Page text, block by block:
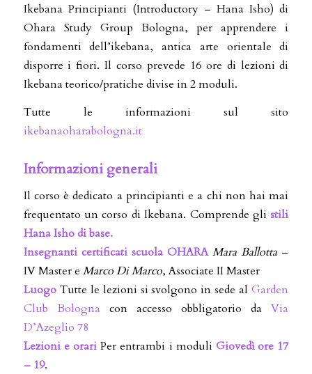
Ikebana Principianti (Introductory – Hana Isho) di
Ohara Study Group Bologna, per apprendere i
fondamenti dell’ikebana, antica arte orientale di
disporre i fiori. Il corso prevede 16 ore di lezioni di
Ikebana teorico/pratiche divise in 2 moduli.
Tutte le informazioni sul sito
ikebanaoharabologna.it
Informazioni generali
Il corso è dedicato a principianti e a chi non hai mai
frequentato un corso di Ikebana. Comprende glistili
Hana Isho di base.
Insegnanti certificati scuola OHARA Mara Ballotta –
IV Master e Marco Di Marco, Associate II Master
Luogo Tutte le lezioni si svolgono in sede alGarden
Club Bologna con accesso obbligatorio daVia
D’Azeglio 78
Lezioni e orari Per entrambi i moduli Giovedì ore 17
– 19.